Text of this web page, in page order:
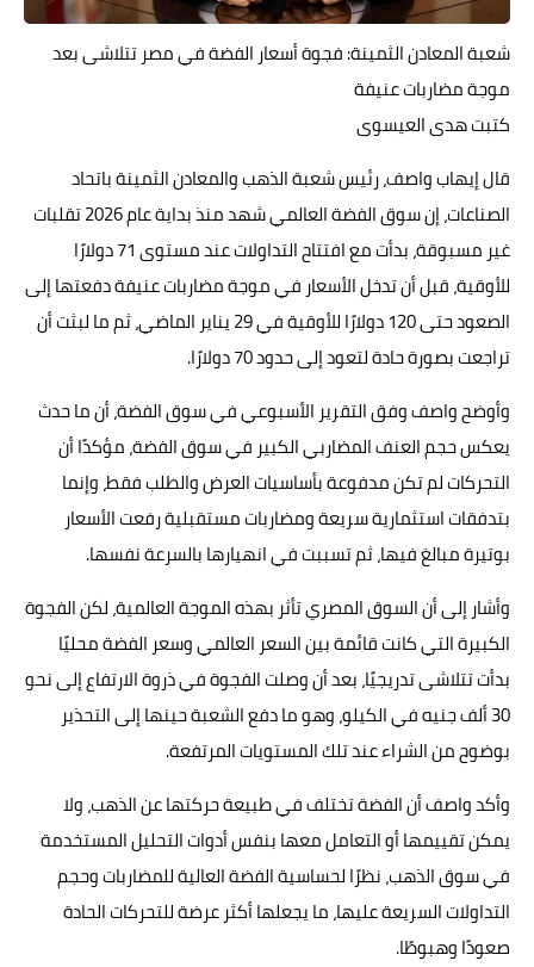
حوادث وقضايا
فن المطبخ
شعبة المعادن الثمينة: فجوة أسعار الفضة في مصر تتلاشى بعد
موجة مضاربات عنيفة
كتبت هدى العيسوى
قال إيهاب واصف، رئيس شعبة الذهب والمعادن الثمينة باتحاد
الصناعات، إن سوق الفضة العالمي شهد منذ بداية عام 2026 تقلبات
غير مسبوقة، بدأت مع افتتاح التداولات عند مستوى 71 دولارًا
للأوقية، قبل أن تدخل الأسعار في موجة مضاربات عنيفة دفعتها إلى
الصعود حتى 120 دولارًا للأوقية في 29 يناير الماضي، ثم ما لبثت أن
تراجعت بصورة حادة لتعود إلى حدود 70 دولارًا.
وأوضح واصف وفق التقرير الأسبوعي في سوق الفضة، أن ما حدث
يعكس حجم العنف المضاربي الكبير في سوق الفضة، مؤكدًا أن
التحركات لم تكن مدفوعة بأساسيات العرض والطلب فقط، وإنما
بتدفقات استثمارية سريعة ومضاربات مستقبلية رفعت الأسعار
بوتيرة مبالغ فيها، ثم تسببت في انهيارها بالسرعة نفسها.
وأشار إلى أن السوق المصري تأثر بهذه الموجة العالمية، لكن الفجوة
الكبيرة التي كانت قائمة بين السعر العالمي وسعر الفضة محليًا
بدأت تتلاشى تدريجيًا، بعد أن وصلت الفجوة في ذروة الارتفاع إلى نحو
30 ألف جنيه في الكيلو، وهو ما دفع الشعبة حينها إلى التحذير
بوضوح من الشراء عند تلك المستويات المرتفعة.
وأكد واصف أن الفضة تختلف في طبيعة حركتها عن الذهب، ولا
يمكن تقييمها أو التعامل معها بنفس أدوات التحليل المستخدمة
في سوق الذهب، نظرًا لحساسية الفضة العالية للمضاربات وحجم
التداولات السريعة عليها، ما يجعلها أكثر عرضة للتحركات الحادة
صعودًا وهبوطًا.